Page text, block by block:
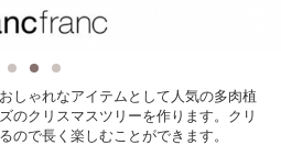
しゃれなアイテムとして人気の多肉植
のクリスマスツリーを作ります。クリ
ので長く楽しむことができます。